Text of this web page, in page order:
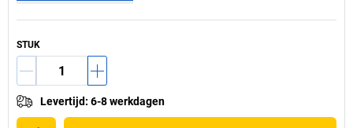
STUK
Levertijd: 6-8 werkdagen